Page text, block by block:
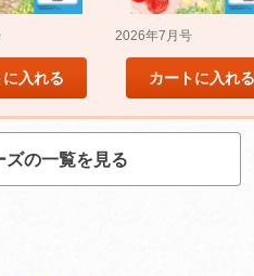
入れる
2026年7月号
カートに入れる
ズの一覧を見る